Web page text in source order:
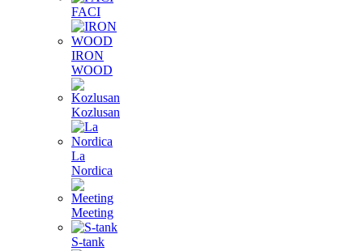
FACI
IRON
WOOD
Kozlusan
La
Nordica
Meeting
S-tank